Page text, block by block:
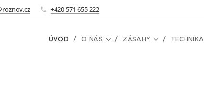
+420 571 655 222
ÚVOD O NÁS ZÁSAHY TECHNIKA